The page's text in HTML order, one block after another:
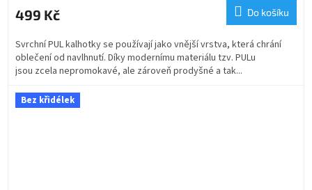
499 Kč Do košíku
Svrchní PUL kalhotky se používají jako vnější vrstva, která chrání
oblečení od navlhnutí. Díky modernímu materiálu tzv. PULu
jsou zcela nepromokavé, ale zároveň prodyšné a tak...
Bez křidélek